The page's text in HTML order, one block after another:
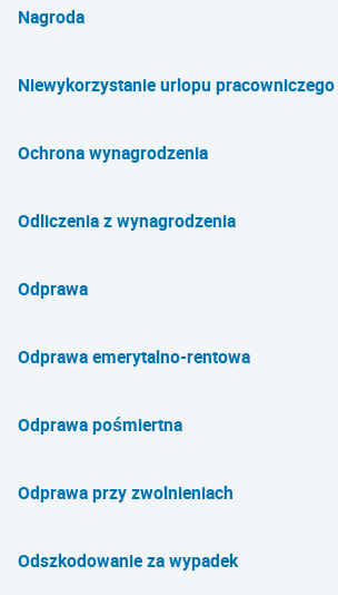
Nagroda
Niewykorzystanie urlopu pracowniczego
Ochrona wynagrodzenia
Odliczenia z wynagrodzenia
Odprawa
Odprawa emerytalno-rentowa
Odprawa pośmiertna
Odprawa przy zwolnieniach
Odszkodowanie za wypadek